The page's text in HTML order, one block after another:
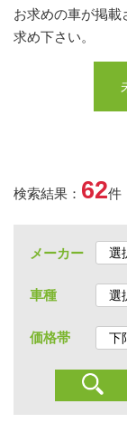
お求めの車が掲載
求め下さい。
検索結果： 62件
メーカー
車種
価格帯